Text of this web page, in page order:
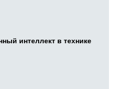
интеллект в технике